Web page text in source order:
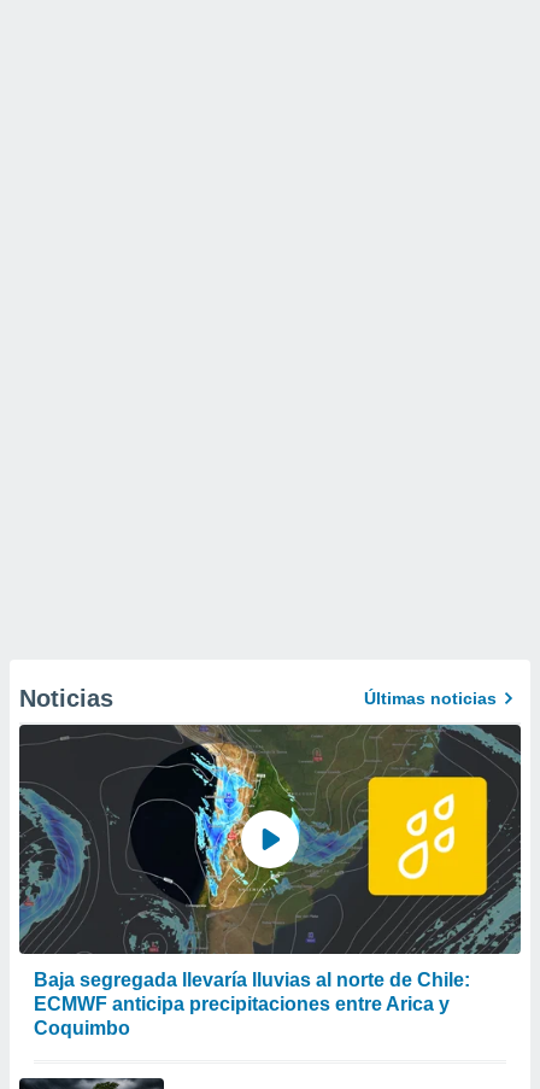
Noticias Últimas noticias
Baja segregada llevaría lluvias al norte de Chile:
ECMWF anticipa precipitaciones entre Arica y
Coquimbo